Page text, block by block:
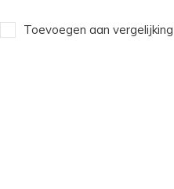
Toevoegen aan vergelijking